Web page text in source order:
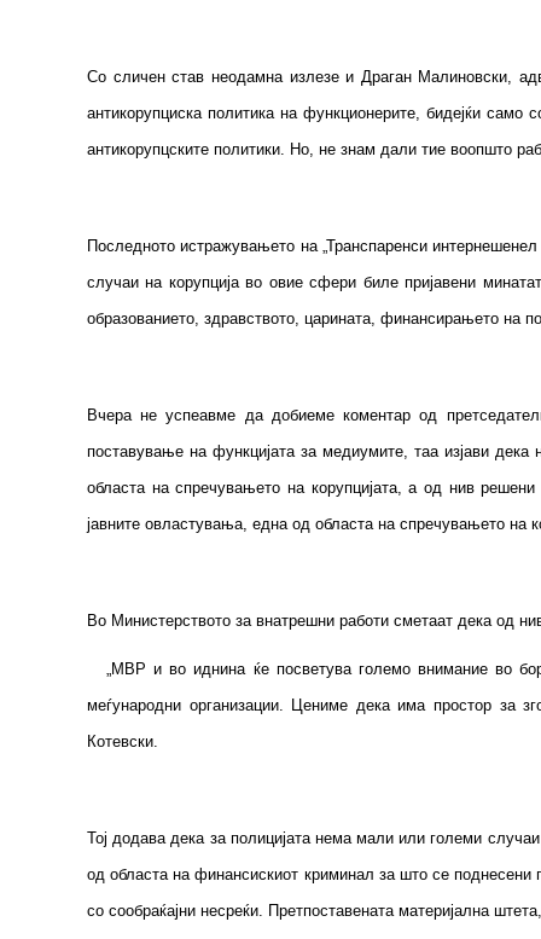
Со сличен став неодамна излезе и Драган Малиновски,
антикорупциска политика на функционерите, бидејќи само
антикорупцските политики. Но, не знам дали тие воопшто
Последното истражувањето на „Транспаренси
случаи на корупција во овие сфери биле пријавени
образованието, здравството, царината, финансирањето на
Вчера не успеавме да добиеме коментар од
поставување на функцијата за медиумите, таа изјави
областа на спречувањето на корупцијата, а од нив
јавните овластувања, една од областа на спречувањето на
Во Министерството за внатрешни работи сметаат дека од
„МВР и во иднина ќе посветува големо внимание во
меѓународни организации. Цениме дека има простор за
Котевски.
Тој додава дека за полицијата нема мали или големи
од областа на финансискиот криминал за што се поднесени
со сообраќајни несреќи. Претпоставената материјална